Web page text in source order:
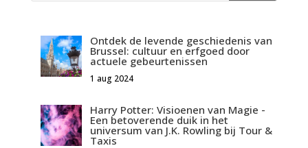
Ontdek de levende geschiedenis van
Brussel: cultuur en erfgoed door
actuele gebeurtenissen
1 aug 2024
Harry Potter: Visioenen van Magie -
Een betoverende duik in het
universum van J.K. Rowling bij Tour &
Taxis